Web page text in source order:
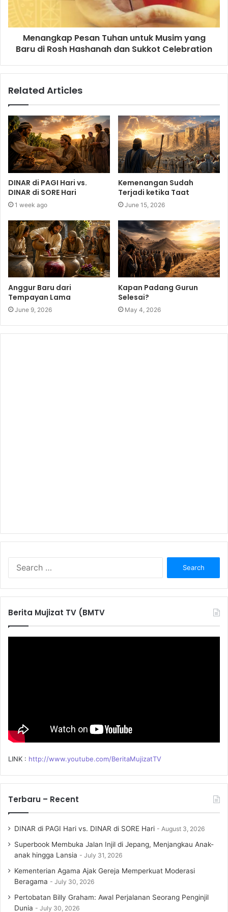
Menangkap Pesan Tuhan untuk Musim yang
Baru di Rosh Hashanah dan Sukkot Celebration
Related Articles
DINAR di PAGI Hari vs.
DINAR di SORE Hari
1 week ago
Kemenangan Sudah
Terjadi ketika Taat
June 15, 2026
Anggur Baru dari
Tempayan Lama
June 9, 2026
Kapan Padang Gurun
Selesai?
May 4, 2026
f
o
Berita Mujizat TV (BMTV
LINK : http://www.youtube.com/BeritaMujizatTV
Terbaru – Recent
DINAR di PAGI Hari vs. DINAR di SORE Hari August 3, 2026
Superbook Membuka Jalan Injil di Jepang, Menjangkau Anak-
anak hingga Lansia
July 31, 2026
Kementerian Agama Ajak Gereja Memperkuat Moderasi
Beragama
July 30, 2026
Pertobatan Billy Graham: Awal Perjalanan Seorang Penginjil
Dunia
July 30, 2026